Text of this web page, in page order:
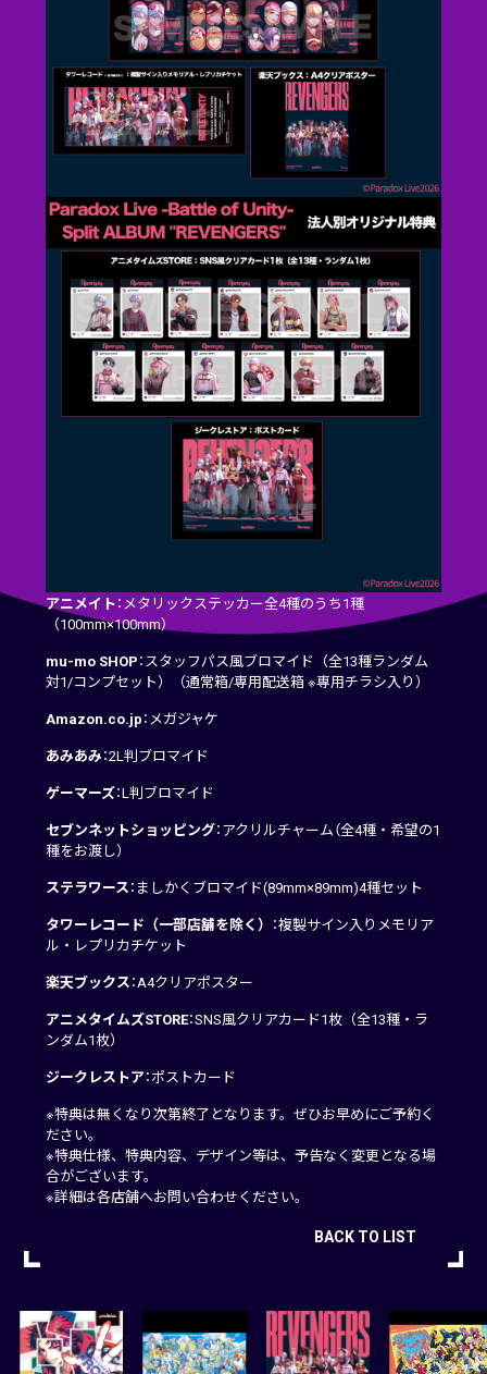
アニメイト ：メタリックステッカー全4種のうち1種
（100mm×100mm）
mu-mo SHOP ：スタッフパス風ブロマイド（全13種ランダム
対1/コンプセット）（通常箱/専用配送箱 ※専用チラシ入り）
Amazon.co.jp ：メガジャケ
あみあみ ：2L判ブロマイド
ゲーマーズ：L判ブロマイド
セブンネットショッピング：アクリルチャーム（全4種・希望の1
種をお渡し）
ステラワース ：ましかくブロマイド(89mm×89mm)4種セット
タワーレコード（一部店舗を除く）
：複製サイン入りメモリア
ル・レプリカチケット
楽天ブックス ：A4クリアポスター
アニメタイムズSTORE：SNS風クリアカード1枚（全13種・ラ
ンダム1枚）
ジークレストア：ポストカード
※特典は無くなり次第終了となります。ぜひお早めにご予約く
ださい。
※特典仕様、特典内容、デザイン等は、予告なく変更となる場
合がございます。
※詳細は各店舗へお問い合わせください。
BACK TO LIST